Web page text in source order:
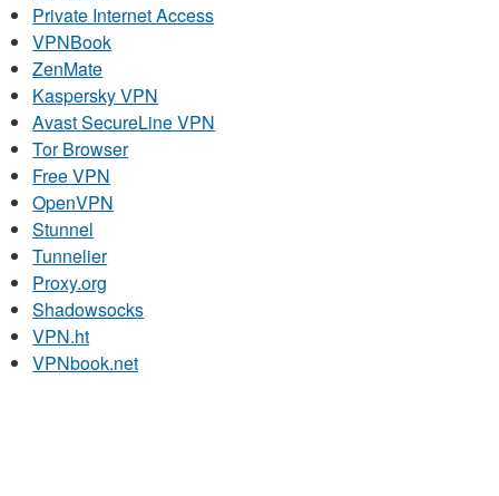
Private Internet Access
VPNBook
ZenMate
Kaspersky VPN
Avast SecureLine VPN
Tor Browser
Free VPN
OpenVPN
Stunnel
Tunnelier
Proxy.org
Shadowsocks
VPN.ht
VPNbook.net